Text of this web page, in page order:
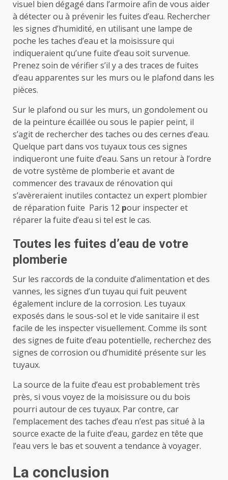
visuel bien dégagé dans l’armoire afin de vous aider
à détecter ou à prévenir les fuites d’eau. Rechercher
les signes d’humidité, en utilisant une lampe de
poche les taches d’eau et la moisissure qui
indiqueraient qu’une fuite d’eau soit survenue.
Prenez soin de vérifier s’il y a des traces de fuites
d’eau apparentes sur les murs ou le plafond dans les
pièces.
Sur le plafond ou sur les murs, un gondolement ou
de la peinture écaillée ou sous le papier peint, il
s’agit de rechercher des taches ou des cernes d’eau.
Quelque part dans vos tuyaux tous ces signes
indiqueront une fuite d’eau. Sans un retour à l’ordre
de votre système de plomberie et avant de
commencer des travaux de rénovation qui
s’avèreraient inutiles contactez un expert plombier
de réparation fuite Paris 12 pour inspecter et
réparer la fuite d’eau si tel est le cas.
Toutes les fuites d’eau de votre
plomberie
Sur les raccords de la conduite d’alimentation et des
vannes, les signes d’un tuyau qui fuit peuvent
également inclure de la corrosion. Les tuyaux
exposés dans le sous-sol et le vide sanitaire il est
facile de les inspecter visuellement. Comme ils sont
des signes de fuite d’eau potentielle, recherchez des
signes de corrosion ou d’humidité présente sur les
tuyaux.
La source de la fuite d’eau est probablement très
près, si vous voyez de la moisissure ou du bois
pourri autour de ces tuyaux. Par contre, car
l’emplacement des taches d’eau n’est pas situé à la
source exacte de la fuite d’eau, gardez en tête que
l’eau vers le bas et souvent a tendance à voyager.
La conclusion